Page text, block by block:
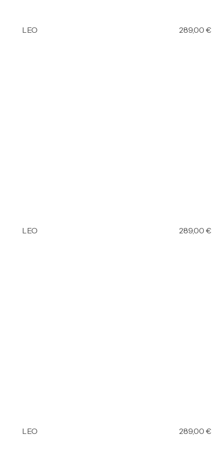
LEO 289,00 €
LEO 289,00 €
LEO 289,00 €